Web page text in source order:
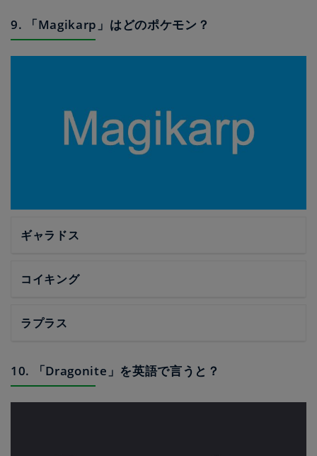
9. 「Magikarp」はどのポケモン？
ギャラドス
コイキング
ラプラス
10. 「Dragonite」を英語で言うと？